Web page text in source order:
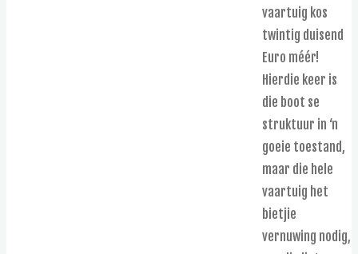
vaartuig kos
twintig duisend
Euro méér!
Hierdie keer is
die boot se
struktuur in ‘n
goeie toestand,
maar die hele
vaartuig het
bietjie
vernuwing nodig,